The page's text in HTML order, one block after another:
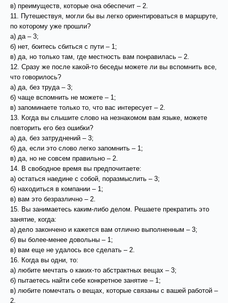
в) преимуществ, которые она обеспечит – 2.
11. Путешествуя, могли бы вы легко ориентироваться в маршруте,
по которому уже прошли?
а) да – 3;
б) нет, боитесь сбиться с пути – 1;
в) да, но только там, где местность вам понравилась – 2.
12. Сразу же после какой-то беседы можете ли вы вспомнить все,
что говорилось?
а) да, без труда – 3;
б) чаще вспомнить не можете – 1;
в) запоминаете только то, что вас интересует – 2.
13. Когда вы слышите слово на незнакомом вам языке, можете
повторить его без ошибки?
а) да, без затруднений – 3;
б) да, если это слово легко запомнить – 1;
в) да, но не совсем правильно – 2.
14. В свободное время вы предпочитаете:
а) остаться наедине с собой, поразмыслить – 3;
б) находиться в компании – 1;
в) вам это безразлично – 2.
15. Вы занимаетесь каким-либо делом. Решаете прекратить это
занятие, когда:
а) дело закончено и кажется вам отлично выполненным – 3;
б) вы более-менее довольны – 1;
в) вам еще не удалось все сделать – 2.
16. Когда вы одни, то:
а) любите мечтать о каких-то абстрактных вещах – 3;
б) пытаетесь найти себе конкретное занятие – 1;
в) любите помечтать о вещах, которые связаны с вашей работой –
2.